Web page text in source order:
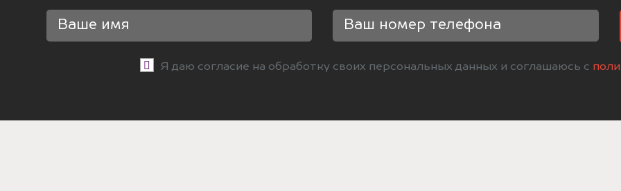
Я даю согласие на обработку своих персональных данных и соглашаюсь с